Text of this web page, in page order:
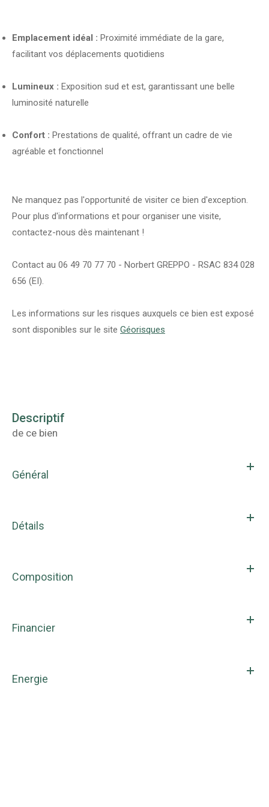
Emplacement idéal : Proximité immédiate de la gare,
facilitant vos déplacements quotidiens
Lumineux : Exposition sud et est, garantissant une belle
luminosité naturelle
Confort : Prestations de qualité, offrant un cadre de vie
agréable et fonctionnel
Ne manquez pas l'opportunité de visiter ce bien d'exception.
Pour plus d'informations et pour organiser une visite,
contactez-nous dès maintenant !
Contact au 06 49 70 77 70 - Norbert GREPPO - RSAC 834 028
656 (EI).
Les informations sur les risques auxquels ce bien est exposé
sont disponibles sur le site Géorisques
descriptif
de ce bien
Général
Détails
Composition
Financier
Energie